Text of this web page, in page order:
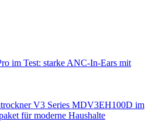
im Test: starke ANC-In-Ears mit
V3 Series MDV3EH100D im
für moderne Haushalte